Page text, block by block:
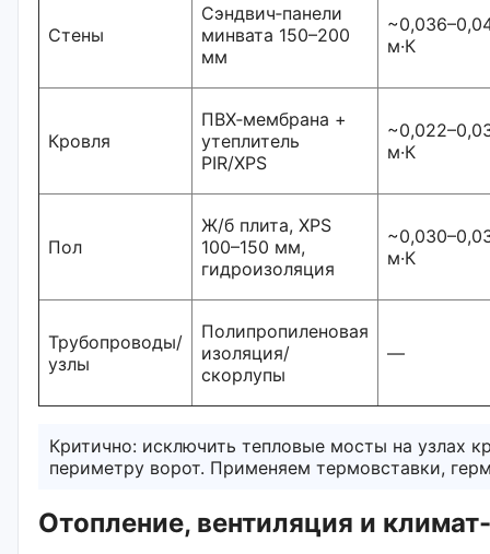
Стены
Сэндвич‑панели
минвата 150–200
мм
м·К
Кровля
ПВХ‑мембрана +
утеплитель
PIR/XPS
м·К
Пол
Ж/б плита, XPS
100–150 мм,
гидроизоляция
м·К
Трубопроводы/
узлы
Полипропиленовая
изоляция/
скорлупы
—
Критично: исключить тепловые мосты на узлах
периметру ворот. Применяем термовставки,
Отопление, вентиляция и